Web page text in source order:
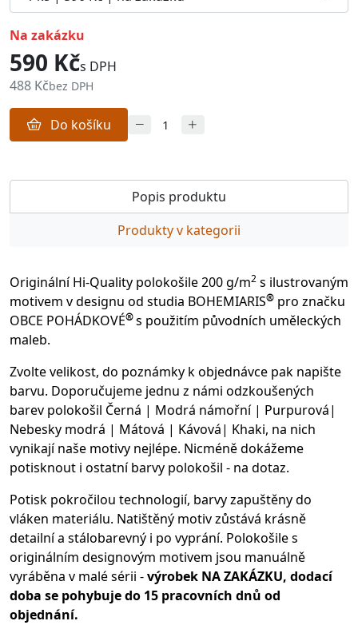
na zakázku
590 Kčs DPH
488 Kčbez DPH
Do košíku
Popis produktu
Produkty v kategorii
Originální Hi-Quality polokošile 200 g/m2 s ilustrovaným
motivem v designu od studia BOHEMIARIS® pro značku
OBCE POHÁDKOVÉ®s použitím původních uměleckých
maleb.
Zvolte velikost, do poznámky k objednávce pak napište
barvu. Doporučujeme jednu z námi odzkoušených
barev polokošil Černá | Modrá námořní | Purpurová|
Nebesky modrá | Mátová | Kávová| Khaki, na nich
vynikají naše motivy nejlépe. Nicméně dokážeme
potisknout i ostatní barvy polokošil - na dotaz.
Potisk pokročilou technologií, barvy zapuštěny do
vláken materiálu. Natištěný motiv zůstává krásně
detailní a stálobarevný i po vyprání. Polokošile s
originálním designovým motivem jsou manuálně
vyráběna v malé sérii -výrobek NA ZAKÁZKU, dodací
doba se pohybuje do 15 pracovních dnů od
objednání.